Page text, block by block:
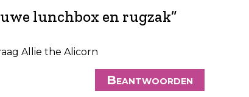
lunchbox en rugzak”
Allie the Alicorn
Beantwoorden